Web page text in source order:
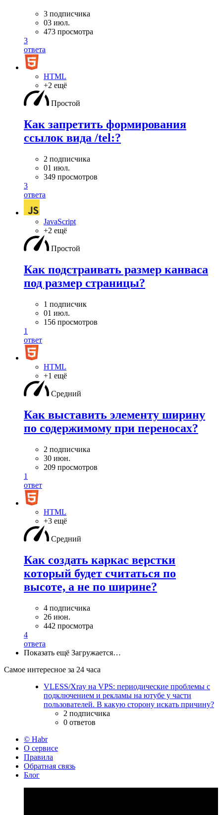
3 подписчика
03 июл.
473 просмотра
3
ответа
HTML
+2 ещё
Простой
Как запретить формирования
ссылок вида /tel:?
2 подписчика
01 июл.
349 просмотров
3
ответа
JavaScript
+2 ещё
Простой
Как подстраивать размер канваса
под размер страницы?
1 подписчик
01 июл.
156 просмотров
1
ответ
HTML
+1 ещё
Средний
Как выставить элементу ширину
по содержимому при переносах?
2 подписчика
30 июн.
209 просмотров
1
ответ
HTML
+3 ещё
Средний
Как создать каркас верстки
который будет считаться по
высоте, а не по ширине?
4 подписчика
26 июн.
442 просмотра
4
ответа
Показать ещё Загружается…
Самое интересное за 24 часа
VLESS/Xray на VPS: периодические проблемы с
подключением и рекламы на ютубе у части
пользователей. В какую сторону искать причину?
2 подписчика
0 ответов
© Habr
О сервисе
Правила
Обратная связь
Блог